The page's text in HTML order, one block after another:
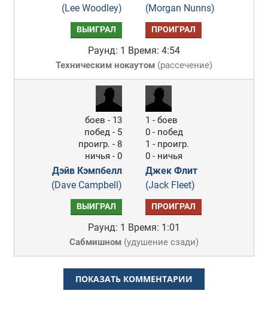
(Lee Woodley)
(Morgan Nunns)
ВЫИГРАЛ ПРОИГРАЛ
Раунд: 1 Время: 4:54
Техническим нокаутом(рассечение)
боев - 13
побед - 5
проигр. - 8
ничья - 0
Дэйв Кэмпбелл
(Dave Campbell)
1 - боев
0 - побед
1 - проигр.
0 - ничья
Джек Флит
(Jack Fleet)
ВЫИГРАЛ ПРОИГРАЛ
Раунд: 1 Время: 1:01
Сабмишном(удушение сзади)
ПОКАЗАТЬ КОММЕНТАРИИ